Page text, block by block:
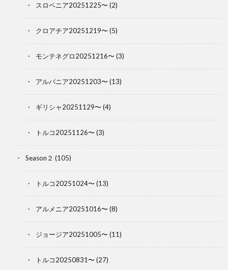
スロベニア20251225〜 (2)
クロアチア20251219〜 (5)
モンテネグロ20251216〜 (3)
アルバニア20251203〜 (13)
ギリシャ20251129〜 (4)
トルコ20251126〜 (3)
Season２ (105)
トルコ20251024〜 (13)
アルメニア20251016〜 (8)
ジョージア20251005〜 (11)
トルコ20250831〜 (27)